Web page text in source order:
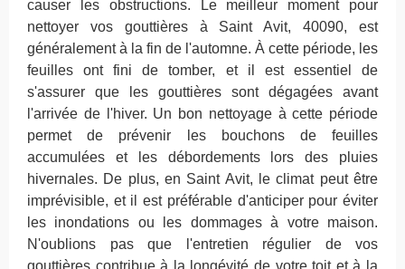
causer les obstructions. Le meilleur moment pour
nettoyer vos gouttières à Saint Avit, 40090, est
généralement à la fin de l'automne. À cette période, les
feuilles ont fini de tomber, et il est essentiel de
s'assurer que les gouttières sont dégagées avant
l'arrivée de l'hiver. Un bon nettoyage à cette période
permet de prévenir les bouchons de feuilles
accumulées et les débordements lors des pluies
hivernales. De plus, en Saint Avit, le climat peut être
imprévisible, et il est préférable d'anticiper pour éviter
les inondations ou les dommages à votre maison.
N'oublions pas que l'entretien régulier de vos